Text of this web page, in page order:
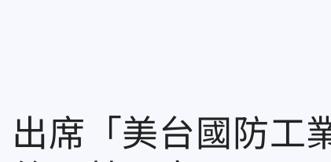
出席「美台國防工